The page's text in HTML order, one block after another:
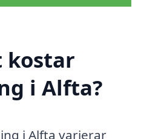
kostar
i Alfta?
i Alfta varierar